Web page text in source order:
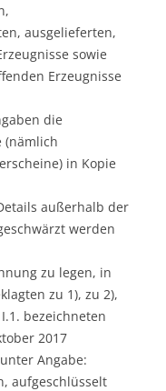
ausgelieferten,
sowie
Erzeugnisse
die
(nämlich
in Kopie
außerhalb der
werden
zu legen, in
zu 1), zu 2),
bezeichneten
2017
Angabe:
aufgeschlüsselt